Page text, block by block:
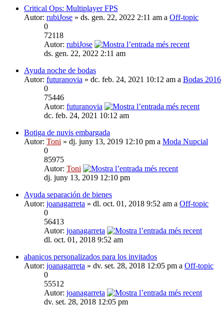
Critical Ops: Multiplayer FPS
Autor: rubiJose » ds. gen. 22, 2022 2:11 am a Off-topic
0
72118
Autor: rubiJose
ds. gen. 22, 2022 2:11 am
Ayuda noche de bodas
Autor: futuranovia » dc. feb. 24, 2021 10:12 am a Bodas 2016
0
75446
Autor: futuranovia
dc. feb. 24, 2021 10:12 am
Botiga de nuvis embargada
Autor: Toni » dj. juny 13, 2019 12:10 pm a Moda Nupcial
0
85975
Autor: Toni
dj. juny 13, 2019 12:10 pm
Ayuda separación de bienes
Autor: joanagarreta » dl. oct. 01, 2018 9:52 am a Off-topic
0
56413
Autor: joanagarreta
dl. oct. 01, 2018 9:52 am
abanicos personalizados para los invitados
Autor: joanagarreta » dv. set. 28, 2018 12:05 pm a Off-topic
0
55512
Autor: joanagarreta
dv. set. 28, 2018 12:05 pm